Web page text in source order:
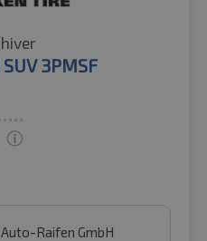
3PMSF
Raifen GmbH